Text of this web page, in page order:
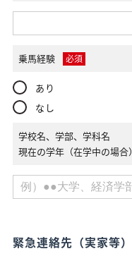
乗馬経験 必須
あり
なし
学校名、学部、学科名
現在の学年（在学中の場合）
緊急連絡先（実家等）